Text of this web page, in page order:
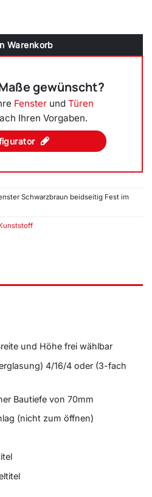
| Schwarzbraun Menge
Warenkorb
gewünscht?
Fenster undTüren
Ihren Vorgaben.
Schwarzbraun beidseitig Fest im
und Höhe frei wählbar
4/16/4 oder (3-fach
Bautiefe von 70mm
(nicht zum öffnen)